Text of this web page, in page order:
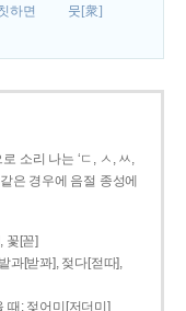
하면
뭇[衆]
소리 나는 ‘ㄷ, ㅅ, ㅆ,
은 경우에 음절 종성에
꽃[꼳]
과[받꽈], 젖다[젇따],
때: 젖어미[저더미]